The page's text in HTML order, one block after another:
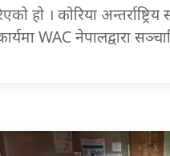
हाे । कोरिया
WAC नेपालद्वारा